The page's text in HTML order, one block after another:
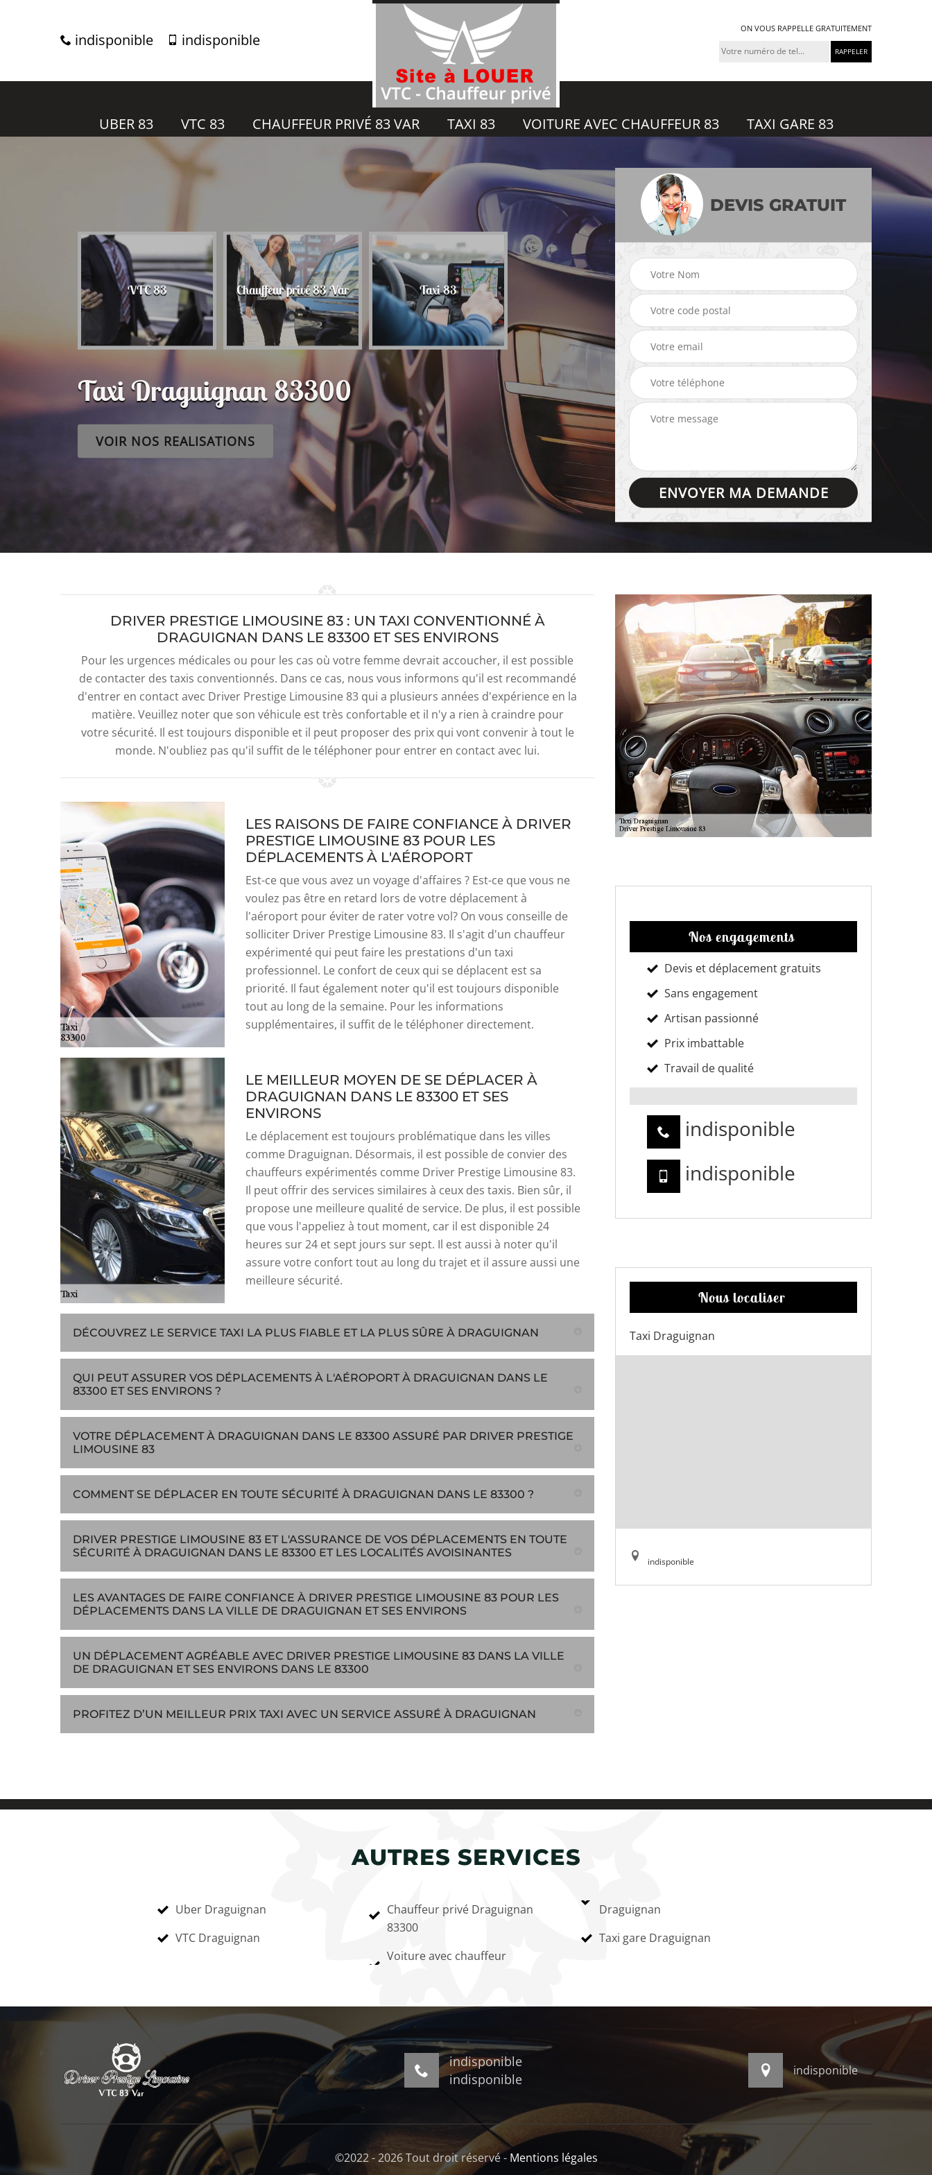
indisponible indisponible
ON VOUS RAPPELLE GRATUITEMENT
UBER 83 VTC 83 CHAUFFEUR PRIVÉ 83 VAR TAXI 83 VOITURE AVEC CHAUFFEUR 83 TAXI GARE 83
VTC 83 Chauffeur privé 83 Var Taxi 83 Voiture avec chauffeur
83 Taxi gare 83
Taxi Draguignan 83300
VOIR NOS REALISATIONS
DEVIS GRATUIT
DRIVER PRESTIGE LIMOUSINE 83 : UN TAXI CONVENTIONNÉ À
DRAGUIGNAN DANS LE 83300 ET SES ENVIRONS
Pour les urgences médicales ou pour les cas où votre femme devrait accoucher, il est possible
de contacter des taxis conventionnés. Dans ce cas, nous vous informons qu'il est recommandé
d'entrer en contact avec Driver Prestige Limousine 83 qui a plusieurs années d'expérience en la
matière. Veuillez noter que son véhicule est très confortable et il n'y a rien à craindre pour
votre sécurité. Il est toujours disponible et il peut proposer des prix qui vont convenir à tout le
monde. N'oubliez pas qu'il suffit de le téléphoner pour entrer en contact avec lui.
LES RAISONS DE FAIRE CONFIANCE À DRIVER
PRESTIGE LIMOUSINE 83 POUR LES
DÉPLACEMENTS À L'AÉROPORT
Est-ce que vous avez un voyage d'affaires ? Est-ce que vous ne
voulez pas être en retard lors de votre déplacement à
l'aéroport pour éviter de rater votre vol? On vous conseille de
solliciter Driver Prestige Limousine 83. Il s'agit d'un chauffeur
expérimenté qui peut faire les prestations d'un taxi
professionnel. Le confort de ceux qui se déplacent est sa
priorité. Il faut également noter qu'il est toujours disponible
tout au long de la semaine. Pour les informations
supplémentaires, il suffit de le téléphoner directement.
LE MEILLEUR MOYEN DE SE DÉPLACER À
DRAGUIGNAN DANS LE 83300 ET SES
ENVIRONS
Le déplacement est toujours problématique dans les villes
comme Draguignan. Désormais, il est possible de convier des
chauffeurs expérimentés comme Driver Prestige Limousine 83.
Il peut offrir des services similaires à ceux des taxis. Bien sûr, il
propose une meilleure qualité de service. De plus, il est possible
que vous l'appeliez à tout moment, car il est disponible 24
heures sur 24 et sept jours sur sept. Il est aussi à noter qu'il
assure votre confort tout au long du trajet et il assure aussi une
meilleure sécurité.
DÉCOUVREZ LE SERVICE TAXI LA PLUS FIABLE ET LA PLUS SÛRE À DRAGUIGNAN
QUI PEUT ASSURER VOS DÉPLACEMENTS À L'AÉROPORT À DRAGUIGNAN DANS LE
83300 ET SES ENVIRONS ?
VOTRE DÉPLACEMENT À DRAGUIGNAN DANS LE 83300 ASSURÉ PAR DRIVER PRESTIGE
LIMOUSINE 83
COMMENT SE DÉPLACER EN TOUTE SÉCURITÉ À DRAGUIGNAN DANS LE 83300 ?
DRIVER PRESTIGE LIMOUSINE 83 ET L'ASSURANCE DE VOS DÉPLACEMENTS EN TOUTE
SÉCURITÉ À DRAGUIGNAN DANS LE 83300 ET LES LOCALITÉS AVOISINANTES
LES AVANTAGES DE FAIRE CONFIANCE À DRIVER PRESTIGE LIMOUSINE 83 POUR LES
DÉPLACEMENTS DANS LA VILLE DE DRAGUIGNAN ET SES ENVIRONS
UN DÉPLACEMENT AGRÉABLE AVEC DRIVER PRESTIGE LIMOUSINE 83 DANS LA VILLE
DE DRAGUIGNAN ET SES ENVIRONS DANS LE 83300
PROFITEZ D’UN MEILLEUR PRIX TAXI AVEC UN SERVICE ASSURÉ À DRAGUIGNAN
Nos engagements
Devis et déplacement gratuits
Sans engagement
Artisan passionné
Prix imbattable
Travail de qualité
indisponible
indisponible
Nous localiser
Taxi Draguignan
indisponible
AUTRES SERVICES
Uber Draguignan
VTC Draguignan
Chauffeur privé Draguignan
83300
Voiture avec chauffeur
Draguignan
Taxi gare Draguignan
indisponible
indisponible
indisponible
©2022 - 2026 Tout droit réservé - Mentions légales